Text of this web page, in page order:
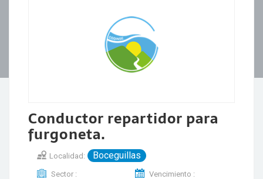
Conductor repartidor para
furgoneta.
Localidad: Boceguillas
Sector :
Vencimiento :